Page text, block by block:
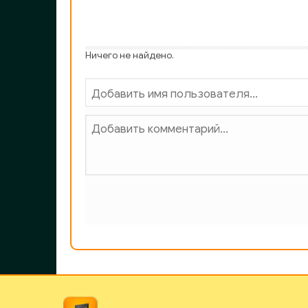
Ак_035
Ак_036
НПБ_001
Ничего не найдено.